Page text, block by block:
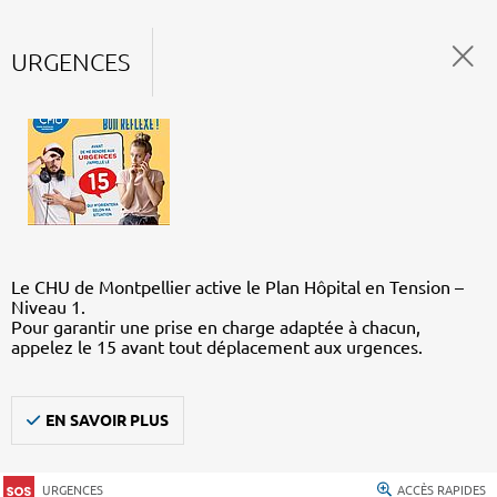
URGENCES
Le CHU de Montpellier active le Plan Hôpital en Tension –
Niveau 1.
Pour garantir une prise en charge adaptée à chacun,
appelez le 15 avant tout déplacement aux urgences.
EN SAVOIR PLUS
URGENCES ACCÈS RAPIDES